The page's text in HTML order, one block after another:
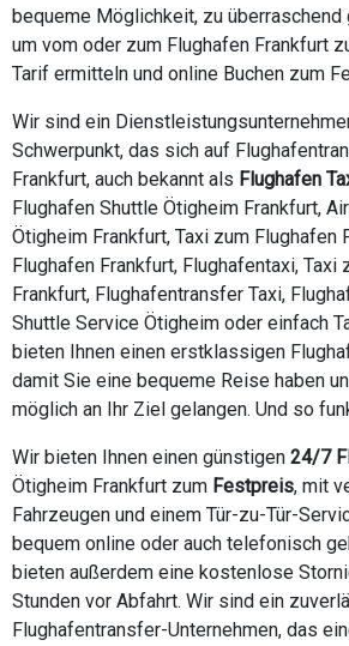
bequeme Möglichkeit, zu
um vom oder zum Flughafen Frankfurt
Tarif ermitteln und online Buchen zum
Wir sind ein
Schwerpunkt, das sich auf
Frankfurt, auch bekannt als Flughafen
Flughafen Shuttle Ötigheim Frankfurt,
Ötigheim Frankfurt, Taxi zum Flughafen
Flughafen Frankfurt, Flughafentaxi, Taxi
Frankfurt, Flughafentransfer Taxi,
Shuttle Service Ötigheim oder einfach
bieten Ihnen einen erstklassigen
damit Sie eine bequeme Reise haben
möglich an Ihr Ziel gelangen. Und so
Wir bieten Ihnen einen günstigen 24/7
Ötigheim Frankfurt zum Festpreis, mit
Fahrzeugen und einem Tür-zu-Tür-
bequem online oder auch telefonisch
bieten außerdem eine kostenlose
Stunden vor Abfahrt. Wir sind ein
Flughafentransfer-Unternehmen, das